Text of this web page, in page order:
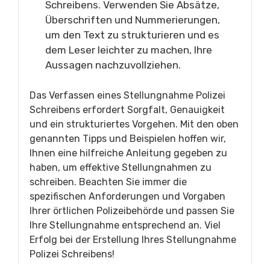
Schreibens. Verwenden Sie Absätze,
Überschriften und Nummerierungen,
um den Text zu strukturieren und es
dem Leser leichter zu machen, Ihre
Aussagen nachzuvollziehen.
Das Verfassen eines Stellungnahme Polizei
Schreibens erfordert Sorgfalt, Genauigkeit
und ein strukturiertes Vorgehen. Mit den oben
genannten Tipps und Beispielen hoffen wir,
Ihnen eine hilfreiche Anleitung gegeben zu
haben, um effektive Stellungnahmen zu
schreiben. Beachten Sie immer die
spezifischen Anforderungen und Vorgaben
Ihrer örtlichen Polizeibehörde und passen Sie
Ihre Stellungnahme entsprechend an. Viel
Erfolg bei der Erstellung Ihres Stellungnahme
Polizei Schreibens!